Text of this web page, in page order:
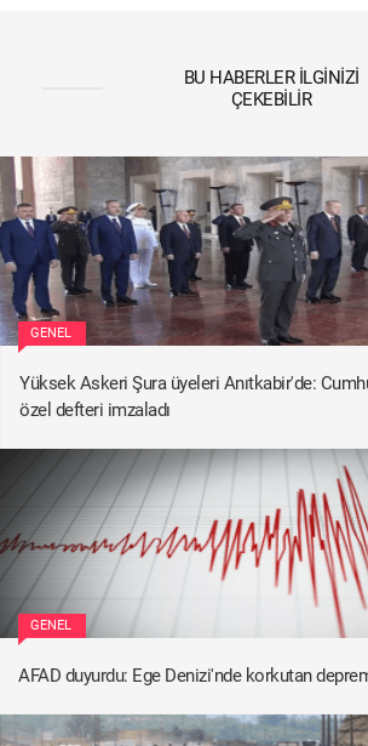
BU HABERLER İLGINIZI
ÇEKEBILIR
GENEL
Yüksek Askeri Şura üyeleri Anıtkabir'de:
özel defteri imzaladı
GENEL
AFAD duyurdu: Ege Denizi'nde korkutan